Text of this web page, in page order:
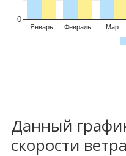
Январь Февраль Март
0
Данный
скорости